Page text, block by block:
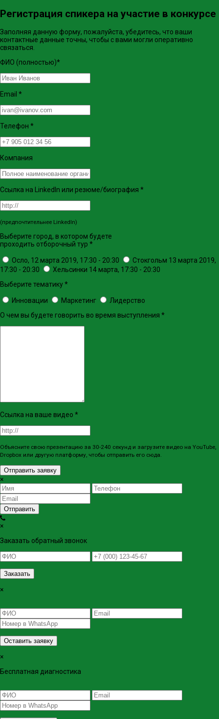
Регистрация спикера на участие в конкурсе
Заполняя данную форму, пожалуйста, убедитесь, что ваши
контактные данные точны, чтобы с вами могли оперативно
связаться.
ФИО (полностью)*
Email *
Телефон *
Компания
Ссылка на LinkedIn или резюме/биография *
(предпочтительнее LinkedIn)
Выберите город, в котором будете
проходить отборочный тур *
Осло, 12 марта 2019, 17:30 - 20:30
Стокгольм 13 марта 2019,
17:30 - 20:30
Хельсинки 14 марта, 17:30 - 20:30
Выберите тематику*
Инновации Маркетинг
Лидерство
О чем вы будете говорить во время выступления *
Ссылка на ваше видео *
Объясните свою презентацию за 30-240 секунд и загрузите видео на YouTube,
Dropbox или другую платформу, чтобы отправить его сюда.
Отправить заявку
×
Отправить
×
Заказать обратный звонок
Заказать
×
Оставить заявку
×
Бесплатная диагностика